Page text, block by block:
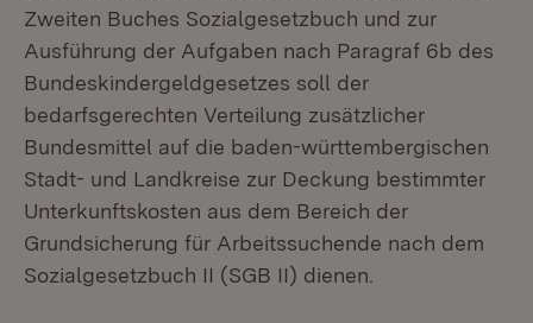
Zweiten Buches Sozialgesetzbuch und zur
Ausführung der Aufgaben nach Paragraf 6b des
Bundeskindergeldgesetzes soll der
bedarfsgerechten Verteilung zusätzlicher
Bundesmittel auf die baden-württembergischen
Stadt- und Landkreise zur Deckung bestimmter
Unterkunftskosten aus dem Bereich der
Grundsicherung für Arbeitssuchende nach dem
Sozialgesetzbuch II (SGB II) dienen.